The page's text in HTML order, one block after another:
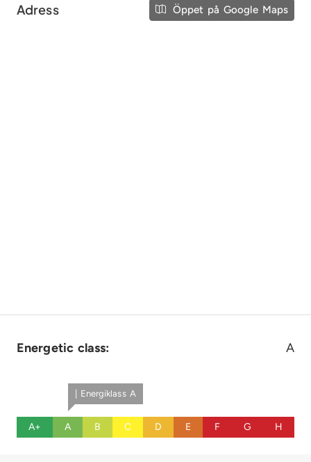
Adress Öppet på Google Maps
Energetic class: A
A+
| Energiklass A
A B C D E F G H